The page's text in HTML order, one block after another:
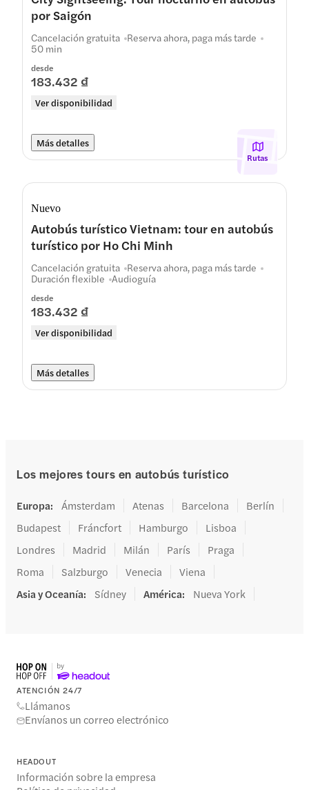
por Saigón
desde
183.432 ₫
Ver disponibilidad
Cancelación gratuita Reserva ahora, paga más tarde
50 min
Más detalles
Rutas
Nuevo
Autobús turístico Vietnam: tour en autobús
turístico por Ho Chi Minh
desde
183.432 ₫
Ver disponibilidad
Cancelación gratuita Reserva ahora, paga más tarde
Duración flexible Audioguía
Más detalles
Los mejores tours en autobús turístico
Europa: Ámsterdam Atenas Barcelona
Berlín
Budapest
Fráncfort Hamburgo
Lisboa
Londres
Madrid Milán París
Praga
Roma
Salzburgo Venecia
Viena
Asia y Oceanía: Sídney América: Nueva York
ATENCIÓN 24/7
Llámanos
Envíanos un correo electrónico
HEADOUT
Información sobre la empresa